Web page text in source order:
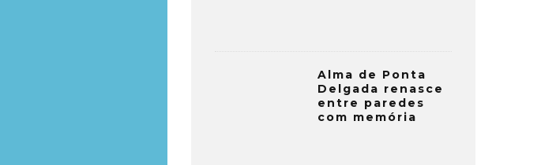
Alma de Ponta
Delgada renasce
entre paredes
com memória